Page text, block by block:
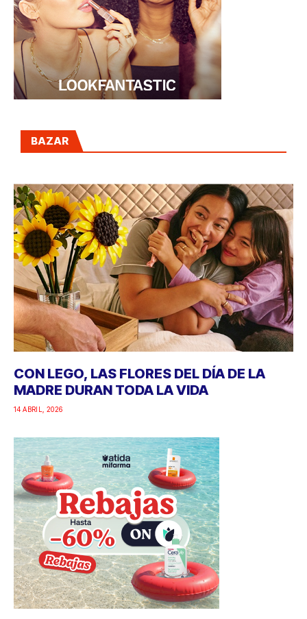
BAZAR
CON LEGO, LAS FLORES DEL DÍA DE LA
MADRE DURAN TODA LA VIDA
14 ABRIL, 2026